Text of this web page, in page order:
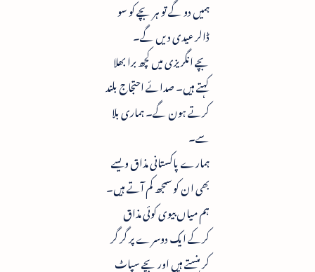
ہمیں دو گے تو ہر بچے کو سو
ڈالر عیدی دیں گے۔
بچے انگریزی میں کچھ برا بھلا
کہتے ہیں۔ صدائے احتجاج بلند
کرتے ہون گے۔ ہماری بلا
سے۔
ہمارے پاکستانی مذاق ویسے
بھی ان کو سمجھ کم آتے ہیں۔
ہم میاں بیوی کوئی مذاق
کرکے ایک دوسرے پر گر گر
کر ہنستے ہیں اور بچے سپاٹ